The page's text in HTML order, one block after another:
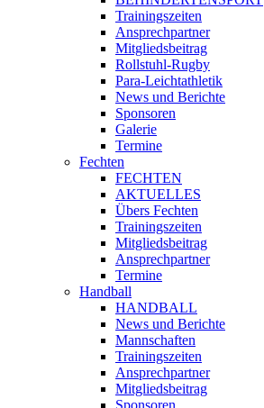
Trainingszeiten
Ansprechpartner
Mitgliedsbeitrag
Rollstuhl-Rugby
Para-Leichtathletik
News und Berichte
Sponsoren
Galerie
Termine
Fechten
FECHTEN
AKTUELLES
Übers Fechten
Trainingszeiten
Mitgliedsbeitrag
Ansprechpartner
Termine
Handball
HANDBALL
News und Berichte
Mannschaften
Trainingszeiten
Ansprechpartner
Mitgliedsbeitrag
Sponsoren